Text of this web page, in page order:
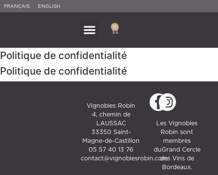
FRANÇAIS ENGLISH
0
Politique de confidentialité
Politique de confidentialité
Vignobles Robin
4, chemin de
LAUSSAC
33350 Saint-
Magne-de-Castillon
05 57 40 13 76
contact@vignoblesrobin.com
Les Vignobles
Robin sont
membres
duGrand Cercle
des Vins de
Bordeaux.